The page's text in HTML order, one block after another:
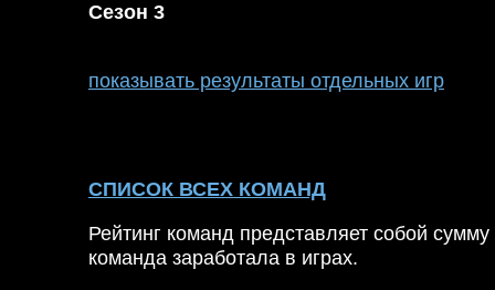
Сезон 3
показывать результаты отдельных игр
СПИСОК ВСЕХ КОМАНД
Рейтинг команд представляет собой
команда заработала в играх.